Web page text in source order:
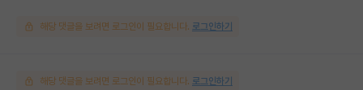
해당 댓글을 보려면 로그인이 필요합니다. 로그인하기
해당 댓글을 보려면 로그인이 필요합니다. 로그인하기